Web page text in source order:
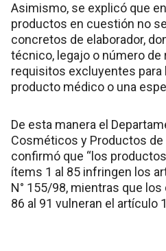
Asimismo, se explicó que
productos en cuestión no
concretos de elaborador,
técnico, legajo o número
requisitos excluyentes para
producto médico o una
De esta manera el
Cosméticos y Productos de
confirmó que “los
ítems 1 al 85 infringen los
N° 155/98, mientras que
86 al 91 vulneran el artículo